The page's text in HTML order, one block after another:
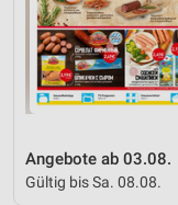
Angebote ab 03.08.
Gültig bis Sa. 08.08.